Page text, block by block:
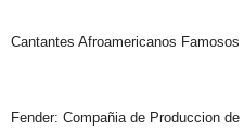
Cantantes Afroamericanos
Fender: Compañia de Produccion